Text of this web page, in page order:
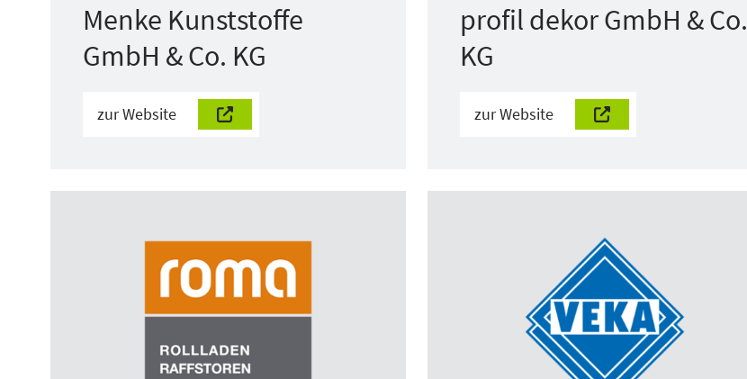
Menke Kunststoffe
GmbH & Co. KG
zur Website
profil dekor GmbH & Co.
KG
zur Website